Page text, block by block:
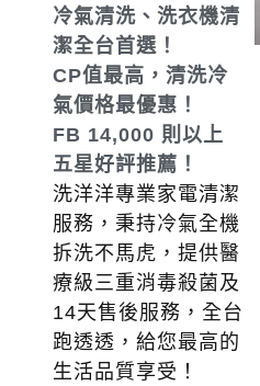
冷氣清洗、洗衣機清
潔全台首選！
CP值最高，清洗冷
氣價格最優惠！
FB 14,000 則以上
五星好評推薦！
洗洋洋專業家電清潔
服務，秉持冷氣全機
拆洗不馬虎，提供醫
療級三重消毒殺菌及
14天售後服務，全台
跑透透，給您最高的
生活品質享受！